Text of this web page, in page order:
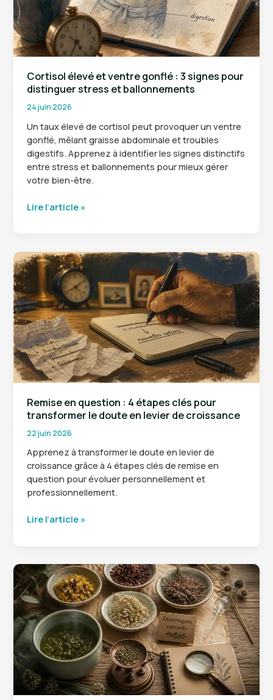
Cortisol élevé et ventre gonflé : 3 signes pour
distinguer stress et ballonnements
24 juin 2026
Un taux élevé de cortisol peut provoquer un ventre
gonflé, mêlant graisse abdominale et troubles
digestifs. Apprenez à identifier les signes distinctifs
entre stress et ballonnements pour mieux gérer
votre bien-être.
Cortisol
gonflé
:
3
signes
pour
distinguer
stress
et
ballonnements
Lire l’article »
Remise en question : 4 étapes clés pour
transformer le doute en levier de croissance
22 juin 2026
Apprenez à transformer le doute en levier de
croissance grâce à 4 étapes clés de remise en
question pour évoluer personnellement et
professionnellement.
Remise
4
étapes
clés
pour
transformer
le
doute
en
levier
de
Lire l’article »